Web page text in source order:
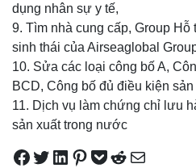
dụng nhân sự y tế,
9. Tìm nhà cung cấp, Group Hỗ
sinh thái của Airseaglobal
10. Sửa các loại công bố A,
BCD, Công bố đủ điều kiện sản
11. Dịch vụ làm chứng chỉ lưu
sản xuất trong nước
Share on Facebook
Tweet on Twitter
Share on LinkedIn
Pin on Pinterest
Save to pocket
Share on Reddit
Share via Email